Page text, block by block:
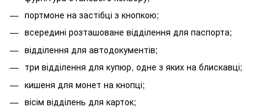
портмоне на застібці з кнопкою;
всередині розташоване відділення для паспорта;
відділення для автодокументів;
три відділення для купюр, одне з яких на блискавці;
кишеня для монет на кнопці;
вісім відділень для карток;